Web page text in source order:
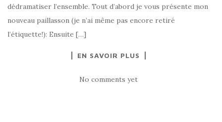
dédramatiser l’ensemble. Tout d’abord je vous présente mon
nouveau paillasson (je n’ai même pas encore retiré
l’étiquette!): Ensuite […]
EN SAVOIR PLUS
No comments yet